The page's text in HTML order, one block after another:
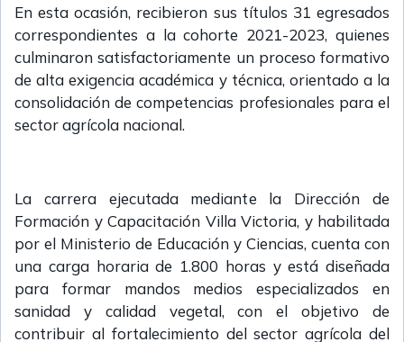
En esta ocasión, recibieron sus títulos 31 egresados
correspondientes a la cohorte 2021-2023, quienes
culminaron satisfactoriamente un proceso formativo
de alta exigencia académica y técnica, orientado a la
consolidación de competencias profesionales para el
sector agrícola nacional.
La carrera ejecutada mediante la Dirección de
Formación y Capacitación Villa Victoria, y habilitada
por el Ministerio de Educación y Ciencias, cuenta con
una carga horaria de 1.800 horas y está diseñada
para formar mandos medios especializados en
sanidad y calidad vegetal, con el objetivo de
contribuir al fortalecimiento del sector agrícola del